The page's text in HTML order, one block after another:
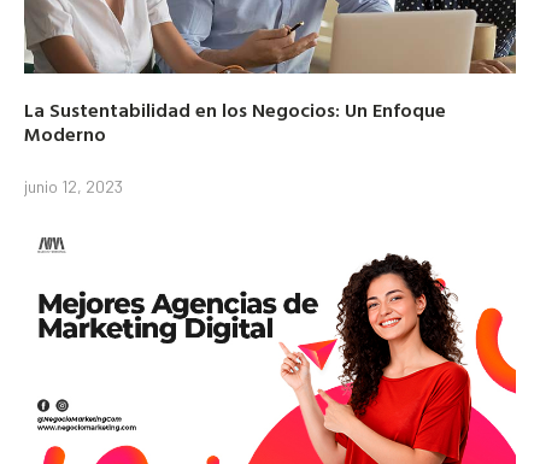
La Sustentabilidad en los Negocios: Un Enfoque
Moderno
junio 12, 2023